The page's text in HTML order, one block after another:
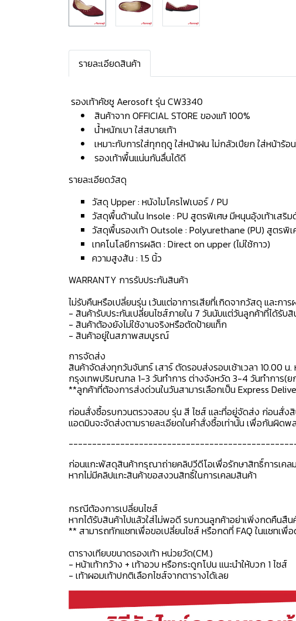
รายละเอียดสินค้า
️ รองเท้าคัชชู Aerosoft รุ่น CW3340
สินค้าจาก OFFICIAL STORE ของแท้ 100%
น้ำหนักเบา ใส่สบายเท้า
เหมาะกับการใส่ทุกฤดู ใส่หน้าฝน ไม่กลัวเปียก ใส่หน้าร้
รองเท้าพื้นแน่นกันลื่นได้ดี
รายละเอียดวัสดุ
วัสดุ Upper : หนังไมโครไฟเบอร์ / PU
วัสดุพื้นด้านใน Insole : PU สูตรพิเศษ มีหนุนอุ้งเท้าเสริ
วัสดุพื้นรองเท้า Outsole : Polyurethane (PU) สูตรพิเ
เทคโนโลยีการผลิต : Direct on upper (ไม่ใช้กาว)
ความสูงส้น : 1.5 นิ้ว
WARRANTY การรับประกันสินค้า
ไม่รับคืนหรือเปลี่ยนรุ่น เว้นแต่อาการเสียที่เกิดจากวัสดุ และกา
- สินค้ารับประกันเปลี่ยนไซส์ภายใน 7 วันนับแต่วันลูกค้าที่ได้รับสิ
- สินค้าต้องยังไม่ใช้งานจริงหรือตัดป้ายแท็ก
- สินค้าอยู่ในสภาพสมบูรณ์
การจัดส่ง
สินค้าจัดส่งทุกวันจันทร์ เสาร์ ตัดรอบส่งรอบเช้าเวลา 10.00 น
กรุงเทพปริมณฑล 1-3 วันทำการ ต่างจังหวัด 3-4 วันทำการ(ย
**ลูกค้าที่ต้องการส่งด่วนในวันสามารเลือกเป็น Express
ก่อนสั่งซื้อรบกวนตรวจสอบ รุ่น สี ไซส์ และที่อยู่จัดส่ง ก่อนสั่ง
แอดมินจะจัดส่งตามรายละเอียดในคำสั่งซื้อเท่านั้น เพื่อกันผิดพ
ก่อนแกะพัสดุสินค้ากรุณาถ่ายคลิปวีดีโอเพื่อรักษาสิทธิ์การเคล
หากไม่มีคลิปแกะสินค้าขอสงวนสิทธิ์ในการเคลมสินค้า
กรณีต้องการเปลี่ยนไซส์
หากได้รับสินค้าไปแล้วใส่ไม่พอดี รบกวนลูกค้าอย่าเพิ่งกดคืนสืน
** สามารถทักแชทเพื่อขอเปลี่ยนไซส์ หรือกดที่ FAQ ในแชทเพื่อ
ตารางเทียบขนาดรองเท้า หน่วยวัด(CM.)
- หน้าเท้ากว้าง + เท้าอวบ หรือกระดูกโปน แนะนำให้บวก 1 ไซส์
- เท้าผอมเท้าปกติเลือกไซส์จากตารางได้เลย